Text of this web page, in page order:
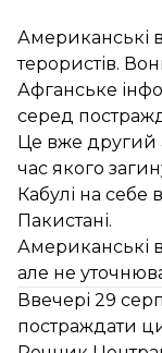
Американські
терористів.
Афганське
серед
Це вже другий
час якого
Кабулі на себе
Пакистані.
Американські
але не
Ввечері 29
постраждати